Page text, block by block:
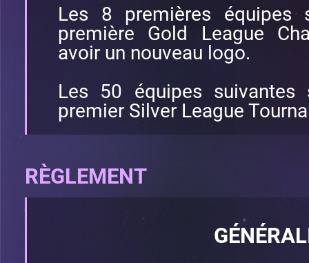
Les 8 premières équipes
première Gold League
avoir un nouveau logo.
Les 50 équipes
premier Silver League
RÈGLEMENT